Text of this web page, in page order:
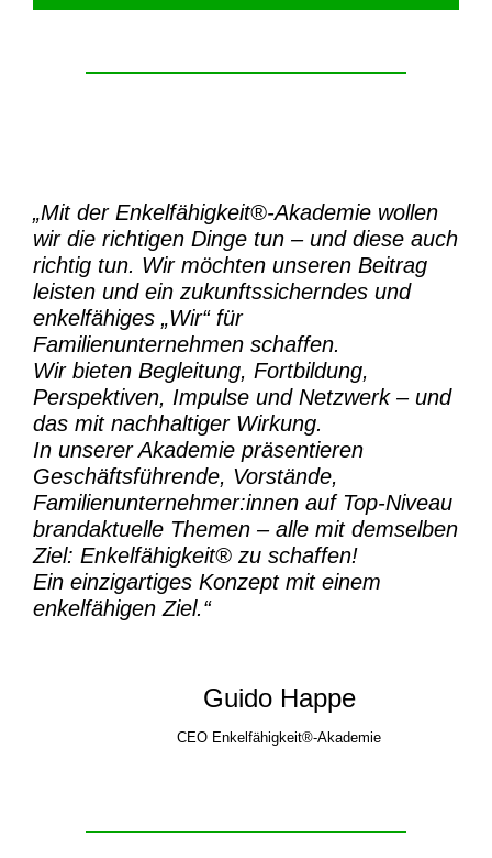
„Mit der Enkelfähigkeit®-Akademiewollen
wir die richtigen Dinge tun – und diese auch
richtig tun. Wir möchten unseren Beitrag
leisten und ein zukunftssicherndes und
enkelfähiges „Wir“ für
Familienunternehmen schaffen.
Wir bieten Begleitung, Fortbildung,
Perspektiven, Impulse und Netzwerk – und
das mit nachhaltiger Wirkung.
In unserer Akademie präsentieren
Geschäftsführende, Vorstände,
Familienunternehmer:innen auf Top-Niveau
brandaktuelle Themen – alle mit demselben
Ziel: Enkelfähigkeit® zu schaffen!
Ein einzigartiges Konzept mit einem
enkelfähigen Ziel.“
Guido Happe
CEO Enkelfähigkeit®-Akademie